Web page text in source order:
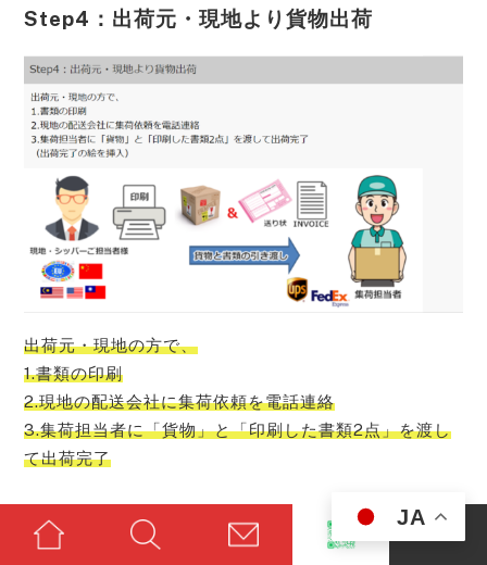
Step4：出荷元・現地より貨物出荷
出荷元・現地の方で、
1.書類の印刷
2.現地の配送会社に集荷依頼を電話連絡
3.集荷担当者に「貨物」と「印刷した書類2点」を渡し
て出荷完了
Step5：貨物の納品・受取 JA